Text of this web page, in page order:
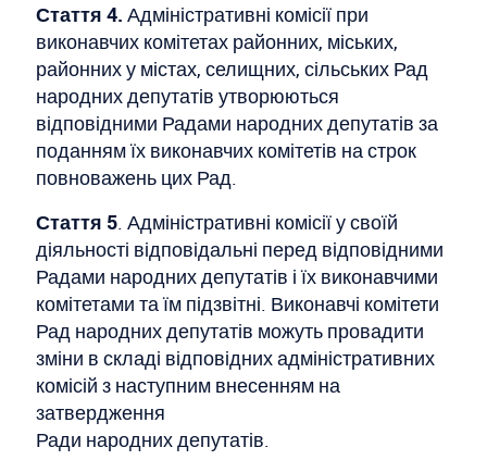
Стаття 4. Адміністративні комісії при
виконавчих комітетах районних, міських,
районних у містах, селищних, сільських Рад
народних депутатів утворюються
відповідними Радами народних депутатів за
поданням їх виконавчих комітетів на строк
повноважень цих Рад.
Стаття 5. Адміністративні комісії у своїй
діяльності відповідальні перед відповідними
Радами народних депутатів і їх виконавчими
комітетами та їм підзвітні. Виконавчі комітети
Рад народних депутатів можуть провадити
зміни в складі відповідних адміністративних
комісій з наступним внесенням на
затвердження
Ради народних депутатів.